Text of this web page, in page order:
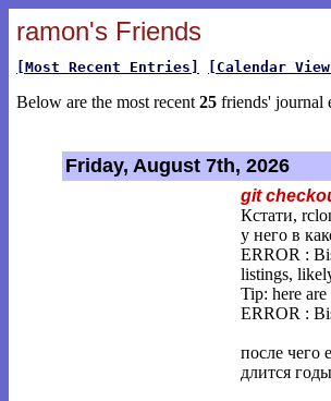
ramon's Friends
[Most Recent Entries] [Calendar View]
Below are the most recent 25 friends' journal
Friday, August 7th, 2026
git
Кстати,
у него в
ERROR :
listings,
Tip: here
ERROR :
после чего
длится